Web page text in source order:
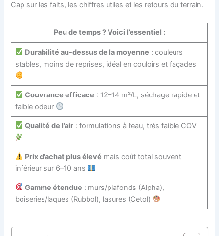
Cap sur les faits, les chiffres utiles et les retours du terrain.
Peu de temps ? Voici l’essentiel :
Durabilité au-dessus de la moyenne : couleurs
stables, moins de reprises, idéal en couloirs et façades
Couvrance efficace : 12–14 m²/L, séchage rapide et
faible odeur
Qualité de l’air : formulations à l’eau, très faible COV
Prix d’achat plus élevé mais coût total souvent
inférieur sur 6–10 ans
Gamme étendue : murs/plafonds (Alpha),
boiseries/laques (Rubbol), lasures (Cetol)